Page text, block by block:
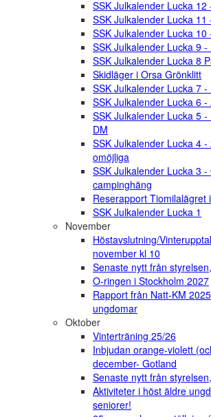
SSK Julkalender Lucka
SSK Julkalender Lucka 11
SSK Julkalender Lucka 10
SSK Julkalender Lucka 9 -
SSK Julkalender Lucka 8
Skidläger i Orsa Grönklitt
SSK Julkalender Lucka 7
SSK Julkalender Lucka 6 -
SSK Julkalender Lucka 5
DM
SSK Julkalender Lucka 4
omöjliga
SSK Julkalender Lucka 3 -
campinghäng
Reserapport Tiomilalägret
SSK Julkalender Lucka 1
November
Höstavslutning/
november kl 10
Senaste nytt från
O-ringen i Stockholm 2027
Rapport från Natt-KM
ungdomar
Oktober
Vinterträning 25/26
Inbjudan orange-violett
december- Gotland
Senaste nytt från
Aktiviteter i höst äldre
seniorer!